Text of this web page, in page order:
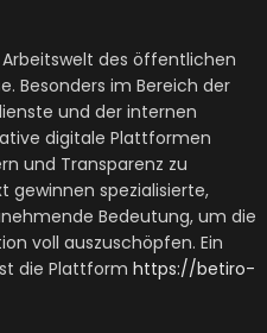
des öffentlichen
Besonders im Bereich der
und der internen
digitale Plattformen
und Transparenz zu
gewinnen spezialisierte,
Bedeutung, um die
voll auszuschöpfen. Ein
die Plattform https://betiro-